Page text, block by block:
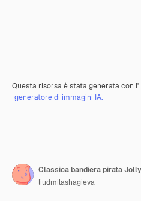
Questa risorsa è stata generata con l'
generatore di immagini IA.
liudmilashagieva